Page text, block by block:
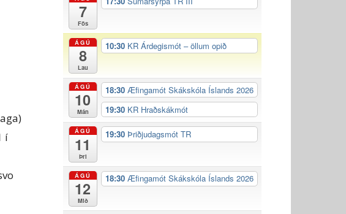
í
7
Fös
ÁGÚ
8
Lau
10:30 KR Árdegismót – öllum opið
ÁGÚ
10
Mán
18:30 Æfingamót Skákskóla Íslands 2026
19:30 KR Hraðskákmót
ÁGÚ
11
Þri
19:30 Þriðjudagsmót TR
ÁGÚ
12
Mið
18:30 Æfingamót Skákskóla Íslands 2026